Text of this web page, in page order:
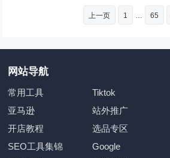
上一页 1 65
网站导航
常用工具 Tiktok
亚马逊
站外推广
开店教程
选品专区
SEO工具集锦
Google